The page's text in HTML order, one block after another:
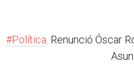
#Política . Renunció Óscar